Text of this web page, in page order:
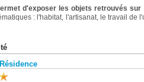
d'exposer les objets retrouvés sur
: l'habitat, l'artisanat, le travail de